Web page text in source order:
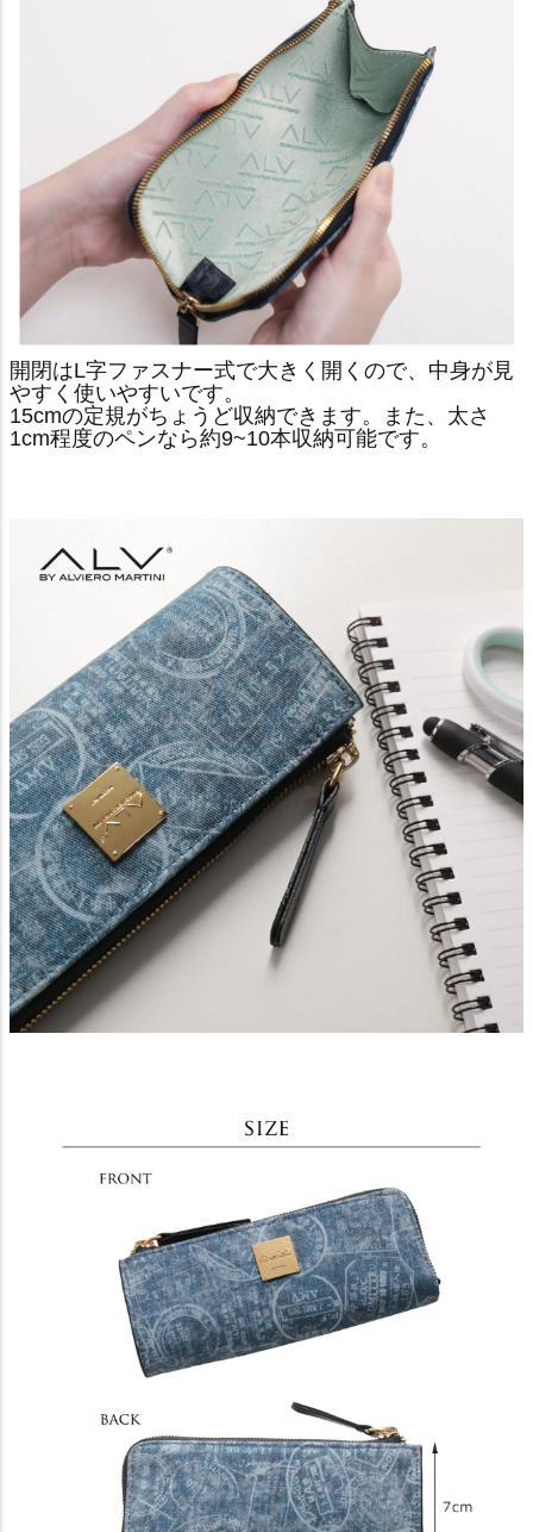
開閉はL字ファスナー式で大きく開くので、中身が見
やすく使いやすいです。
15cmの定規がちょうど収納できます。また、太さ
1cm程度のペンなら約9~10本収納可能です。